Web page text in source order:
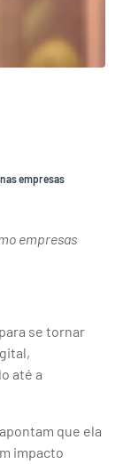
empresas
empresas
se tornar
até a
que ela
impacto